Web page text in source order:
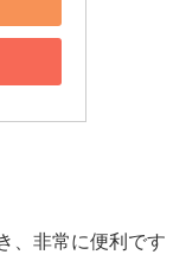
、非常に便利です